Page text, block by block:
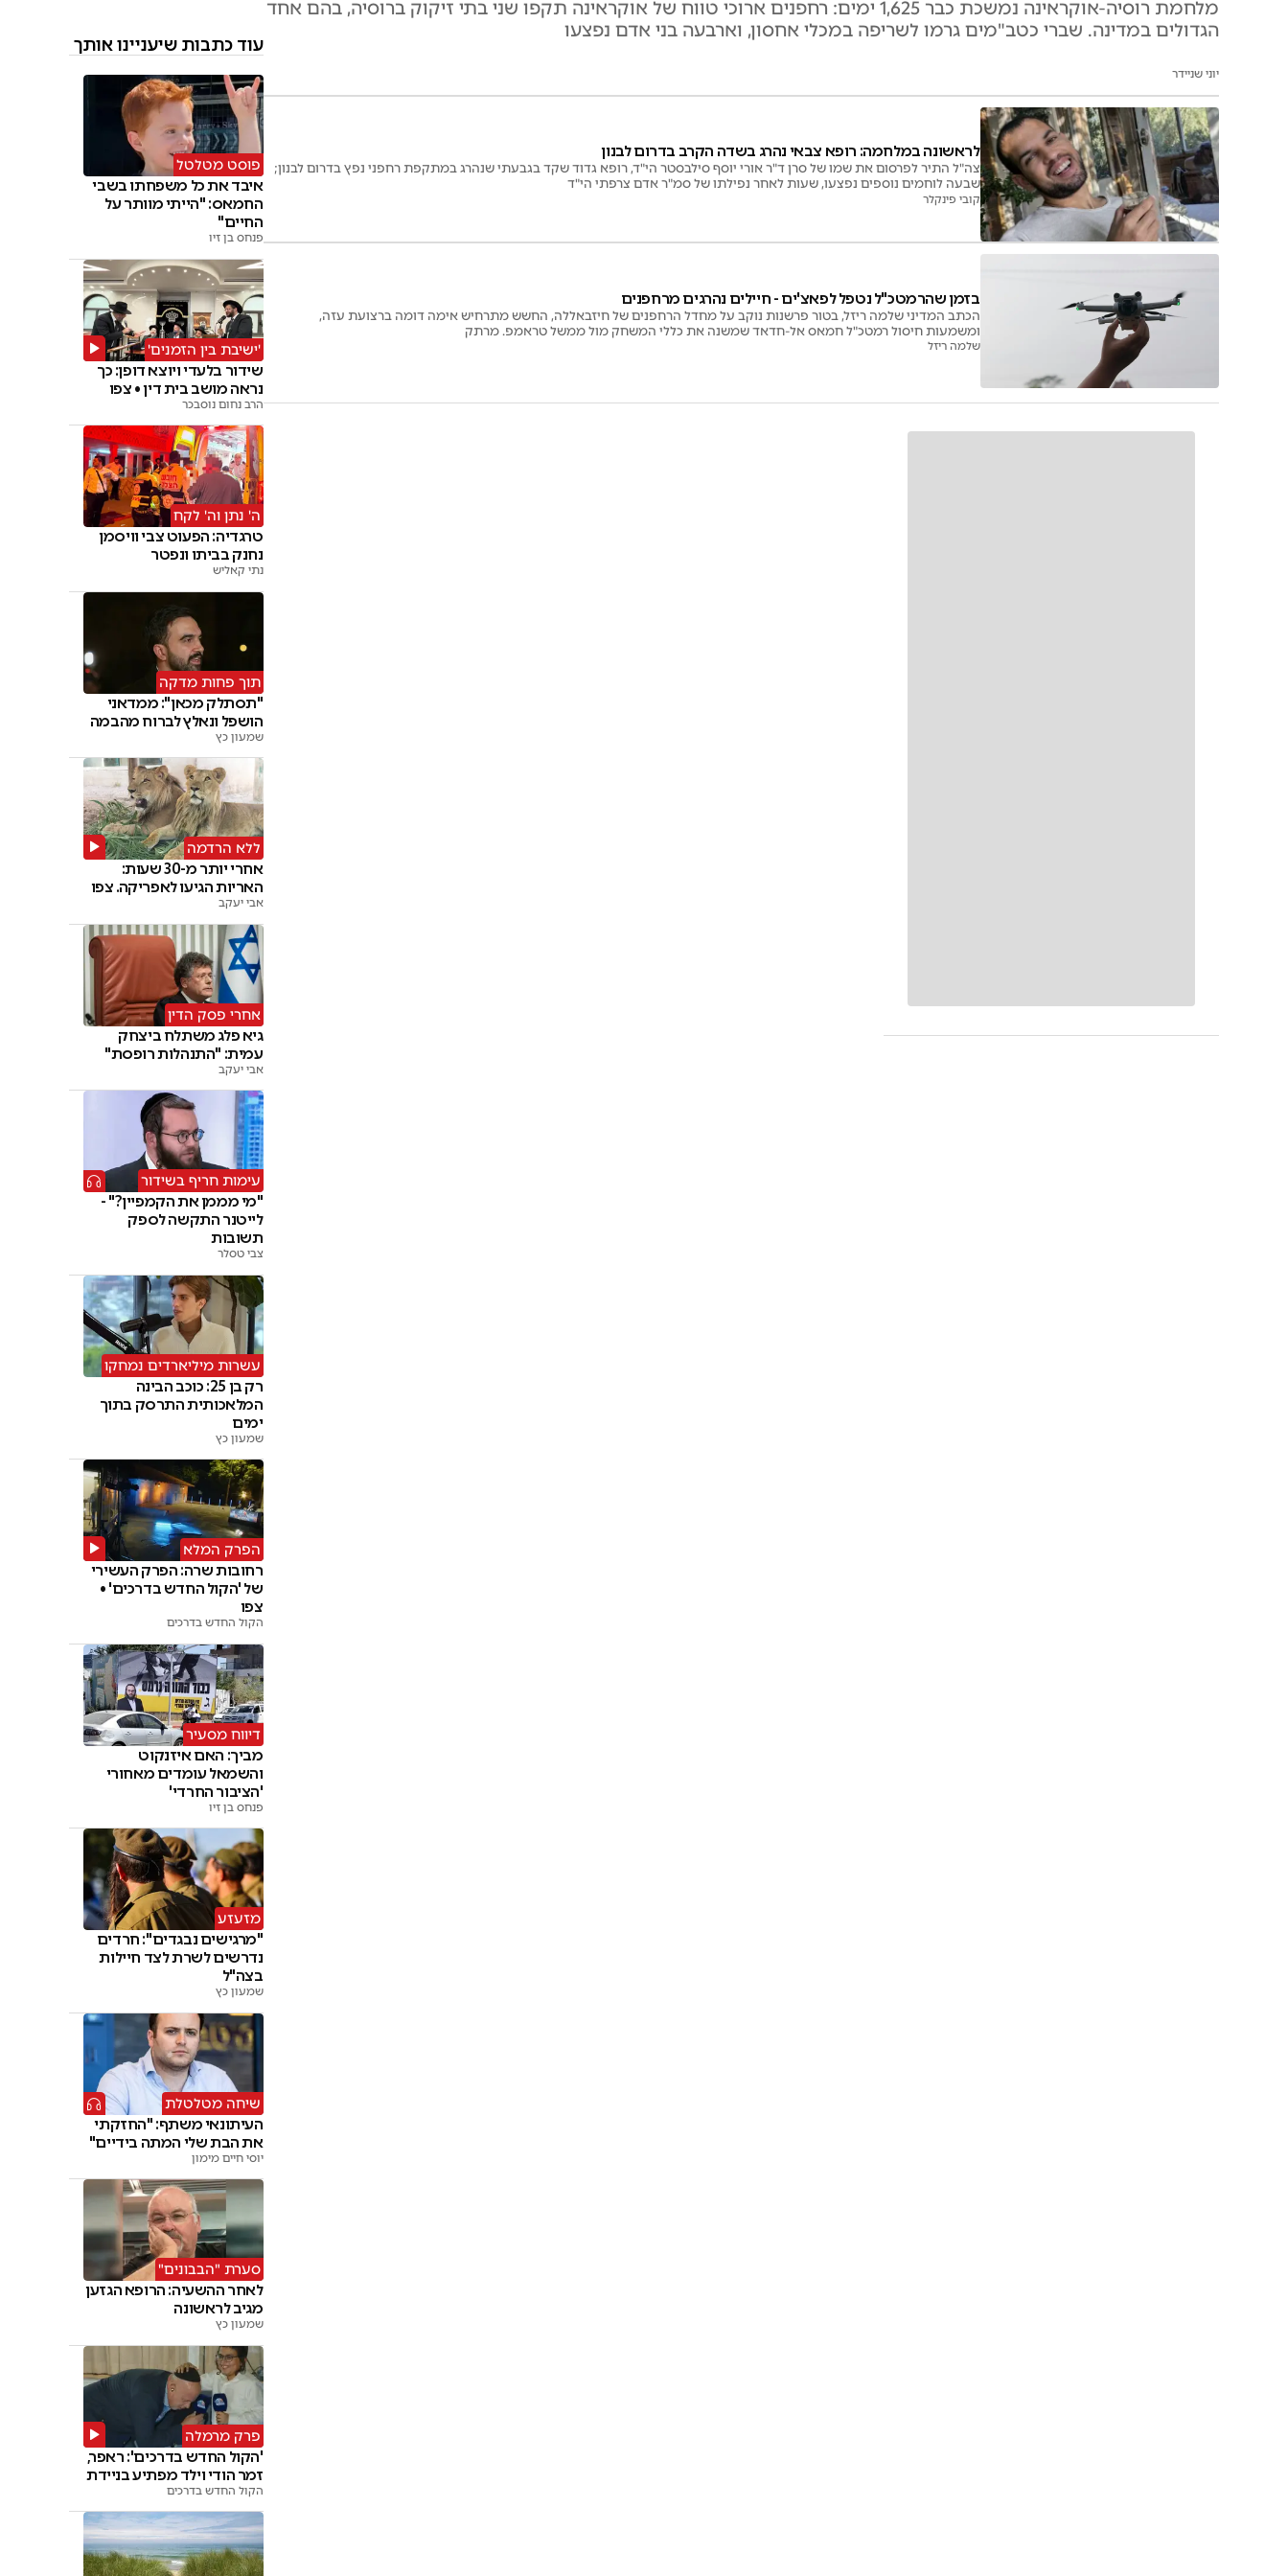
מלחמת רוסיה-אוקראינה נמשכת כבר 1,625 ימים: רחפנים ארוכי טווח של אוקראינה תקפו שני בתי זיקוק ברוסיה, בהם אחד
הגדולים במדינה. שברי כטב"מים גרמו לשריפה במכלי אחסון, וארבעה בני אדם נפצעו
יוני שניידר
לראשונה במלחמה: רופא צבאי נהרג בשדה הקרב בדרום לבנון
צה"ל התיר לפרסום את שמו של סרן ד"ר אורי יוסף סילבסטר הי"ד, רופא גדוד שקד בגבעתי שנהרג במתקפת רחפני נפץ בדרום לבנון;
שבעה לוחמים נוספים נפצעו, שעות לאחר נפילתו של סמ"ר אדם צרפתי הי"ד
קובי פינקלר
בזמן שהרמטכ"ל נטפל לפאצ'ים - חיילים נהרגים מרחפנים
הכתב המדיני שלמה ריזל, בטור פרשנות נוקב על מחדל הרחפנים של חיזבאללה, החשש מתרחיש אימה דומה ברצועת עזה,
ומשמעות חיסול רמטכ"ל חמאס אל-חדאד שמשנה את כללי המשחק מול ממשל טראמפ. מרתק
שלמה ריזל
עוד כתבות שיעניינו אותך
פוסט מטלטל
איבד את כל משפחתו בשבי
החמאס: "הייתי מוותר על
החיים"
פנחס בן זיו
'ישיבת בין הזמנים'
שידור בלעדי ויוצא דופן: כך
נראה מושב בית דין • צפו
הרב נחום נוסבכר
ה' נתן וה' לקח
טרגדיה: הפעוט צבי וויסמן
נחנק בביתו ונפטר
נתי קאליש
תוך פחות מדקה
"תסתלק מכאן": ממדאני
הושפל ונאלץ לברוח מהבמה
שמעון כץ
ללא הרדמה
אחרי יותר מ-30 שעות:
האריות הגיעו לאפריקה. צפו
אבי יעקב
אחרי פסק הדין
גיא פלג משתלח ביצחק
עמית: "התנהלות רופסת"
אבי יעקב
עימות חריף בשידור
"מי מממן את הקמפיין?" -
לייטנר התקשה לספק
תשובות
צבי טסלר
עשרות מיליארדים נמחקו
רק בן 25: כוכב הבינה
המלאכותית התרסק בתוך
ימים
שמעון כץ
הפרק המלא
רחובות שרה: הפרק העשירי
של 'הקול החדש בדרכים' •
צפו
הקול החדש בדרכים
דיווח מסעיר
מביך: האם איזנקוט
והשמאל עומדים מאחורי
'הציבור החרדי'
פנחס בן זיו
מזעזע
"מרגישים נבגדים": חרדים
נדרשים לשרת לצד חיילות
בצה"ל
שמעון כץ
שיחה מטלטלת
העיתונאי משתף: "החזקתי
את הבת שלי המתה בידיים"
יוסי חיים מימון
סערת "הבבונים"
לאחר ההשעיה: הרופא הגזען
מגיב לראשונה
שמעון כץ
פרק מרמלה
'הקול החדש בדרכים': ראפר,
זמר הודי וילד מפתיע בניידת
הקול החדש בדרכים